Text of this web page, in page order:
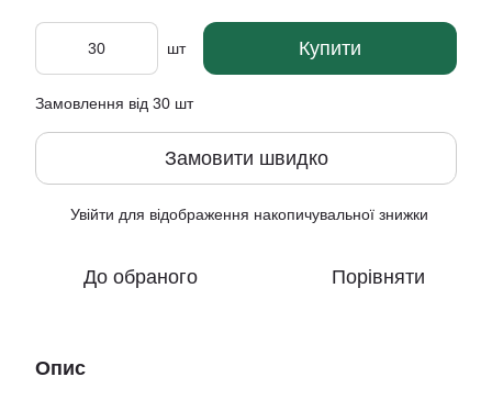
шт Купити
Замовлення від 30 шт
Замовити швидко
Увійти для відображення накопичувальної знижки
До обраного Порівняти
Опис